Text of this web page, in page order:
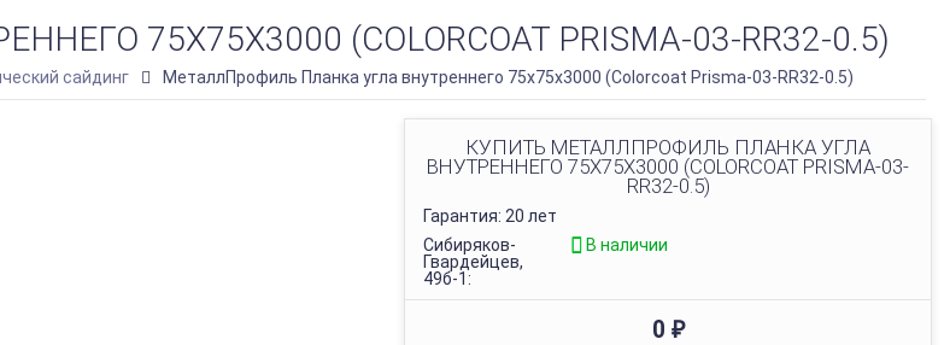
75Х75Х3000 (COLORCOAT PRISMA-03-RR32-0.5)
сайдинг МеталлПрофиль Планка угла внутреннего 75х75х3000 (Colorcoat Prisma-03-RR32-0.5)
КУПИТЬ МЕТАЛЛПРОФИЛЬ ПЛАНКА УГЛА
ВНУТРЕННЕГО 75Х75Х3000 (COLORCOAT PRISMA-03-
RR32-0.5)
Гарантия: 20 лет
Сибиряков-
Гвардейцев,
49б-1:
В наличии
0 ₽